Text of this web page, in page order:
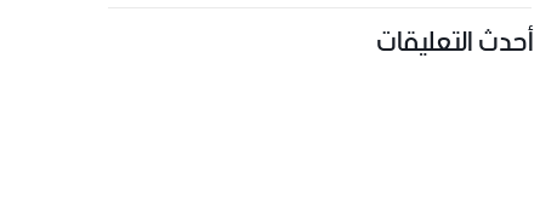
أحدث التعليقات